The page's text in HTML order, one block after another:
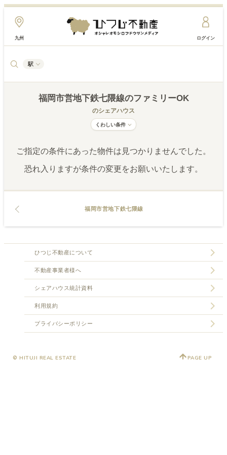
九州 ログイン
駅
福岡市営地下鉄七隈線のファミリーOK
のシェアハウス
くわしい条件
ご指定の条件にあった物件は見つかりませんでした。
恐れ入りますが条件の変更をお願いいたします。
福岡市営地下鉄七隈線
ひつじ不動産について
不動産事業者様へ
シェアハウス統計資料
利用規約
プライバシーポリシー
© HITUJI REAL ESTATE PAGE UP